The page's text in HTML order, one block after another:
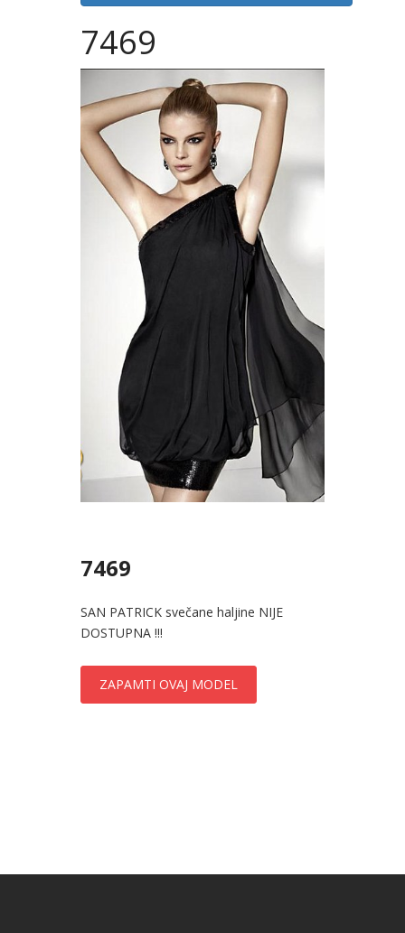
7469
7469
SAN PATRICK svečane haljine NIJE
DOSTUPNA !!!
ZAPAMTI OVAJ MODEL